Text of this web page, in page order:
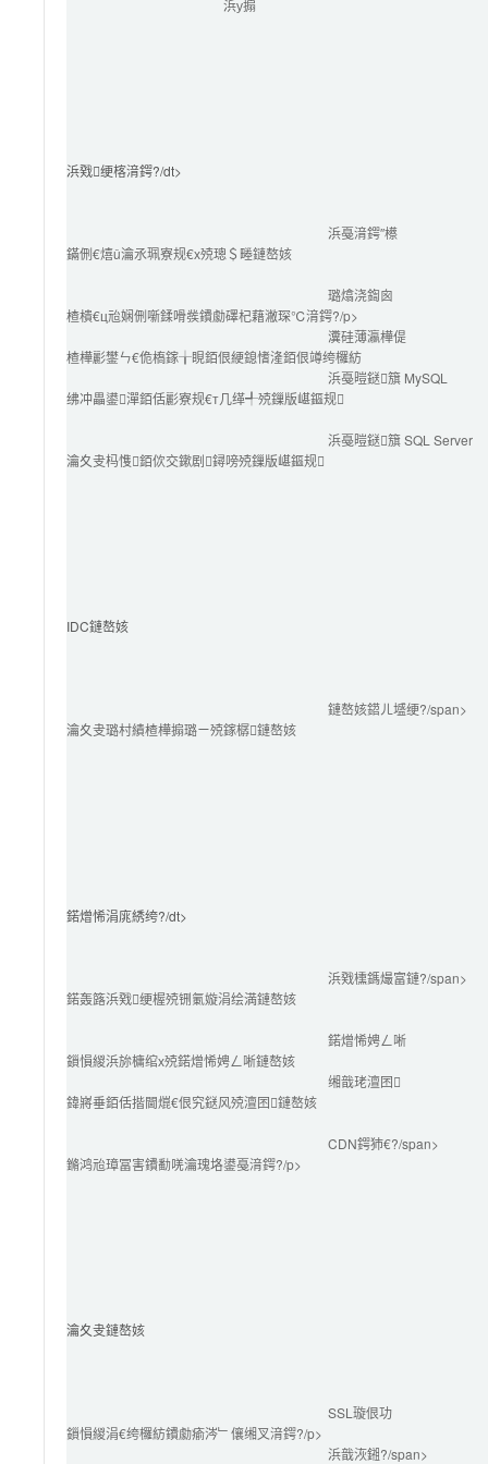
浜у搧
浜戣绠楁湇鍔?/dt>
浜戞湇鍔″櫒
鏋侀€熺ǔ瀹氶珮寮规€х殑璁＄畻鏈嶅姟
璐熻浇鍧囪
楂樻€ц兘娴侀噺鍒嗗彂鐨勮礋杞藉潎琛℃湇鍔?/p>
瀵硅薄瀛樺偍
楂樺彲鐢ㄣ€佹槗鎵╁睍銆佷綆鎴愭湰銆佷竴绔欏紡
浜戞暟鎹簱 MySQL
绋冲畾鍙潬銆佸彲寮规€т几缂╃殑鏁版嵁鏂规
浜戞暟鎹簱 SQL Server
瀹夊叏杩愯銆佽交鏉剧鐞嗙殑鏁版嵁鏂规
IDC鏈嶅姟
鏈嶅姟鍣ㄦ墭绠?/span>
瀹夊叏璐村績楂樺搧璐ㄧ殑鎵樼鏈嶅姟
鍩熷悕涓庣綉绔?/dt>
浜戣櫄鎷熶富鏈?/span>
鍩轰簬浜戣绠楃殑铏氭嫙涓绘満鏈嶅姟
鍩熷悕娉ㄥ唽
鎻愪緵浜旀槦绾х殑鍩熷悕娉ㄥ唽鏈嶅姟
缃戠珯澶囨
鍏嶈垂銆佸揩閫熴€佷究鎹风殑澶囨鏈嶅姟
CDN鍔犻€?/span>
鏅鸿兘璋冨害鐨勫唴瀹瑰垎鍙戞湇鍔?/p>
瀹夊叏鏈嶅姟
SSL璇佷功
鎻愪緵涓€绔欏紡鐨勮瘉涔﹂儴缃叉湇鍔?/p>
浜戠洃鎺?/span>